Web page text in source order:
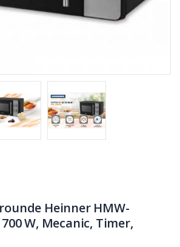
Heinner HMW-
700 W, Mecanic, Timer,
Fierbator